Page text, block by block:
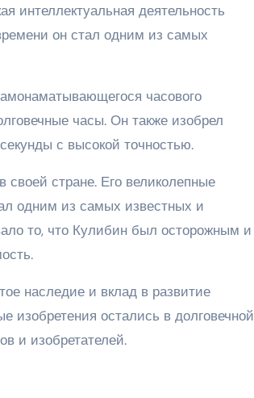
интеллектуальная деятельность
он стал одним из самых
часового
часы. Он также изобрел
с высокой точностью.
стране. Его великолепные
одним из самых известных и
то, что Кулибин был осторожным и
наследие и вклад в развитие
изобретения остались в долговечной
и изобретателей.